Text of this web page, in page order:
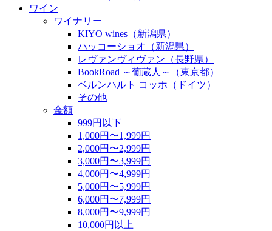
ワイン
ワイナリー
KIYO wines（新潟県）
ハッコーショオ（新潟県）
レヴァンヴィヴァン（長野県）
BookRoad ～葡蔵人～（東京都）
ベルンハルト コッホ（ドイツ）
その他
金額
999円以下
1,000円〜1,999円
2,000円〜2,999円
3,000円〜3,999円
4,000円〜4,999円
5,000円〜5,999円
6,000円〜7,999円
8,000円〜9,999円
10,000円以上